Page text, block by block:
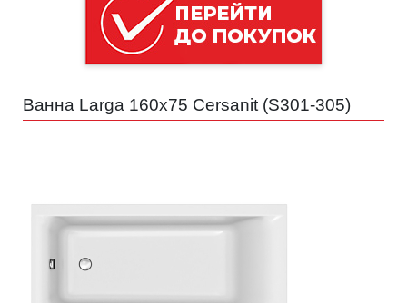
Ванна Larga 160x75 Cersanit (S301-305)